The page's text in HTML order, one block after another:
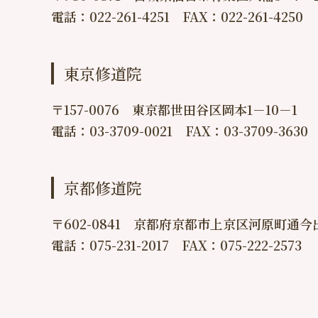
電話：022-261-4251 FAX：022-261-4250
東京修道院
〒157-0076 東京都世田谷区岡本1－10－1
電話：03-3709-0021 FAX：03-3709-3630
京都修道院
〒602-0841 京都府京都市上京区河原町通今
電話：075-231-2017 FAX：075-222-2573